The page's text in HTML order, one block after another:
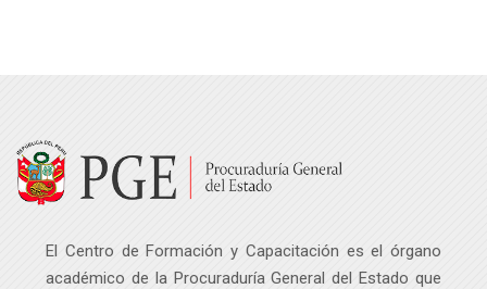
Página Principal
Mis Eventos Académicos
Investigación aplicada - GUÍA PARA AUTORES
Programas académicos
El Centro de Formación y Capacitación es el órgano
académico de la Procuraduría General del Estado que